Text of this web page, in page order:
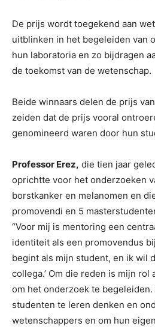
De prijs wordt toegekend aan
uitblinken in het begeleiden van
hun laboratoria en zo bijdragen
de toekomst van de wetenschap.
Beide winnaars delen de prijs
zeiden dat de prijs vooral
genomineerd waren door hun
Professor Erez, die tien jaar
oprichtte voor het onderzoeken
borstkanker en melanomen en
promovendi en 5
“Voor mij is mentoring een
identiteit als een promovendus
begint als mijn student, en ik wil
collega.’ Om die reden is mijn
om het onderzoek te
studenten te leren denken en
wetenschappers en om hun